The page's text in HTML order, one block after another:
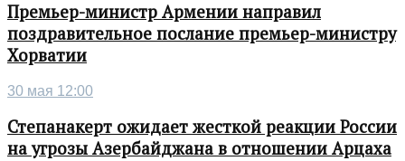
Премьер-министр Армении направил
поздравительное послание премьер-министру
Хорватии
30 мая 12:00
Степанакерт ожидает жесткой реакции России
на угрозы Азербайджана в отношении Арцаха